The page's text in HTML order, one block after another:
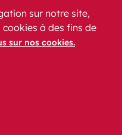
Site map
in a new window)
a new window)
(opens in a new
sur notre site,
à des fins de
sur nos cookies.